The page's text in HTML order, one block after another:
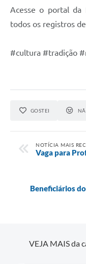
Acesse o portal da
todos os registros
#cultura #tradição
GOSTEI
NOTÍCIA MAIS
Vaga para
Beneficiários
VEJA MAIS da